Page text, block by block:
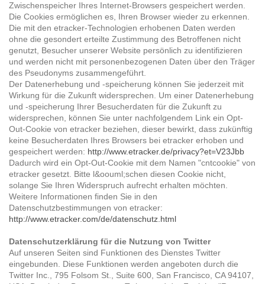
Zwischenspeicher Ihres Internet-Browsers gespeichert werden.
Die Cookies ermöglichen es, Ihren Browser wieder zu erkennen.
Die mit den etracker-Technologien erhobenen Daten werden
ohne die gesondert erteilte Zustimmung des Betroffenen nicht
genutzt, Besucher unserer Website persönlich zu identifizieren
und werden nicht mit personenbezogenen Daten über den Träger
des Pseudonyms zusammengeführt.
Der Datenerhebung und -speicherung können Sie jederzeit mit
Wirkung für die Zukunft widersprechen. Um einer Datenerhebung
und -speicherung Ihrer Besucherdaten für die Zukunft zu
widersprechen, können Sie unter nachfolgendem Link ein Opt-
Out-Cookie von etracker beziehen, dieser bewirkt, dass zukünftig
keine Besucherdaten Ihres Browsers bei etracker erhoben und
gespeichert werden: http://www.etracker.de/privacy?et=V23Jbb
Dadurch wird ein Opt-Out-Cookie mit dem Namen "cntcookie" von
etracker gesetzt. Bitte l&oouml;schen diesen Cookie nicht,
solange Sie Ihren Widerspruch aufrecht erhalten möchten.
Weitere Informationen finden Sie in den
Datenschutzbestimmungen von etracker:
http://www.etracker.com/de/datenschutz.html
Datenschutzerklärung für die Nutzung von Twitter
Auf unseren Seiten sind Funktionen des Dienstes Twitter
eingebunden. Diese Funktionen werden angeboten durch die
Twitter Inc., 795 Folsom St., Suite 600, San Francisco, CA 94107,